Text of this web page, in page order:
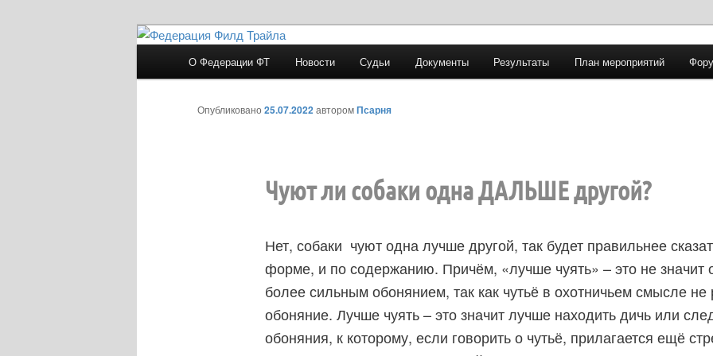
Федерация Филд Трайла
О Федерации ФТ Новости Судьи Документы Результаты План мероприятий
Чуют ли собаки одна ДАЛЬШЕ другой?
Опубликовано 25.07.2022авторомПсарня
Нет, собаки чуют одна лучше другой, так будет правильнее
форме, и по содержанию. Причём, «лучше чуять» – это не значит
более сильным обонянием, так как чутьё в охотничьем смысле не
обоняние. Лучше чуять – это значит лучше находить дичь или
обоняния, к которому, если говорить о чутьё, прилагается ещё